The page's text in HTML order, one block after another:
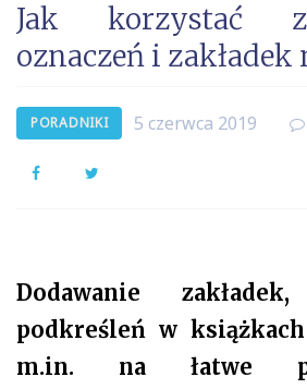
Jak korzystać
oznaczeń i zakładek
PORADNIKI 5 czerwca 2019
Facebook
Dodawanie
podkreśleń w
m.in. na łatwe